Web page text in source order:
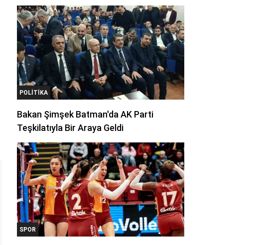
POLITIKA
Bakan Şimşek Batman'da AK Parti
Teşkilatıyla Bir Araya Geldi
SPOR